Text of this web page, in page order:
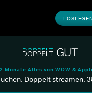
Monate Alles von WOW &
Doppelt streamen.